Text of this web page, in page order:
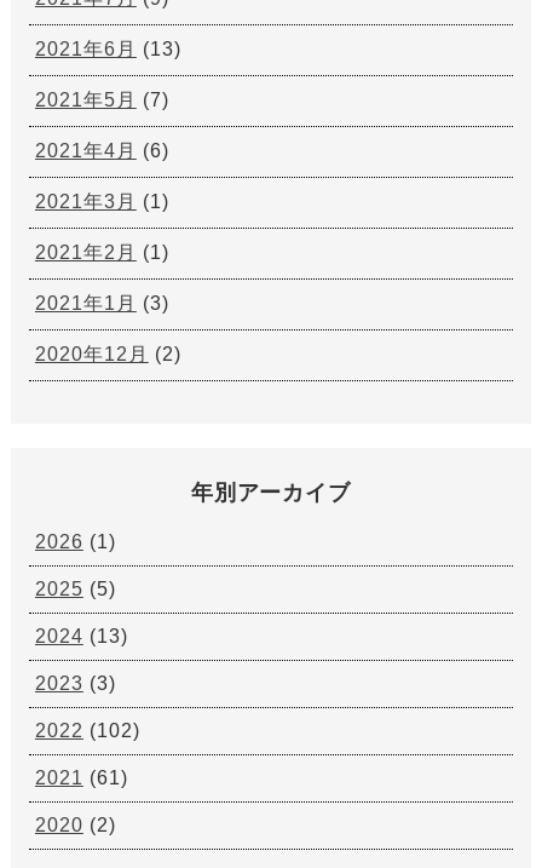
2021年6月 (13)
2021年5月 (7)
2021年4月 (6)
2021年3月 (1)
2021年2月 (1)
2021年1月 (3)
2020年12月 (2)
年別アーカイブ
2026 (1)
2025 (5)
2024 (13)
2023 (3)
2022 (102)
2021 (61)
2020 (2)